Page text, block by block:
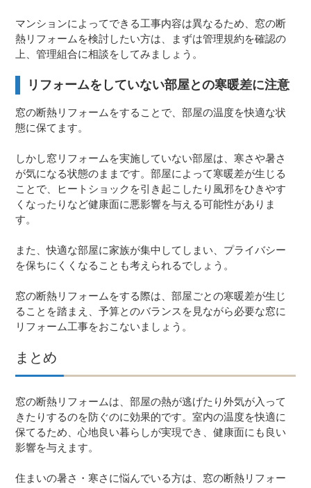
マンションによってできる工事内容は異なるため、窓の断
熱リフォームを検討したい方は、まずは管理規約を確認の
上、管理組合に相談をしてみましょう。
リフォームをしていない部屋との寒暖差に注意
窓の断熱リフォームをすることで、部屋の温度を快適な状
態に保てます。
しかし窓リフォームを実施していない部屋は、寒さや暑さ
が気になる状態のままです。部屋によって寒暖差が生じる
ことで、ヒートショックを引き起こしたり風邪をひきやす
くなったりなど健康面に悪影響を与える可能性がありま
す。
また、快適な部屋に家族が集中してしまい、プライバシー
を保ちにくくなることも考えられるでしょう。
窓の断熱リフォームをする際は、部屋ごとの寒暖差が生じ
ることを踏まえ、予算とのバランスを見ながら必要な窓に
リフォーム工事をおこないましょう。
まとめ
窓の断熱リフォームは、部屋の熱が逃げたり外気が入って
きたりするのを防ぐのに効果的です。室内の温度を快適に
保てるため、心地良い暮らしが実現でき、健康面にも良い
影響を与えます。
住まいの暑さ・寒さに悩んでいる方は、窓の断熱リフォー